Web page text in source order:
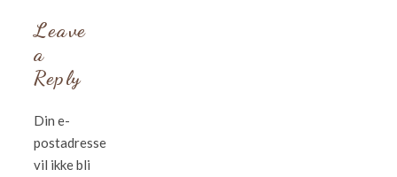
Leave
a
Reply
Din e-
postadresse
vil ikke bli